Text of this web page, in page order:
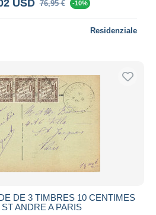
USD 76,95 € -10%
Residenziale
DE 3 TIMBRES 10 CENTIMES
ANDRE A PARIS